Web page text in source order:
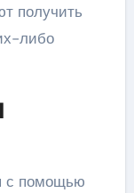
получить
либо
с помощью